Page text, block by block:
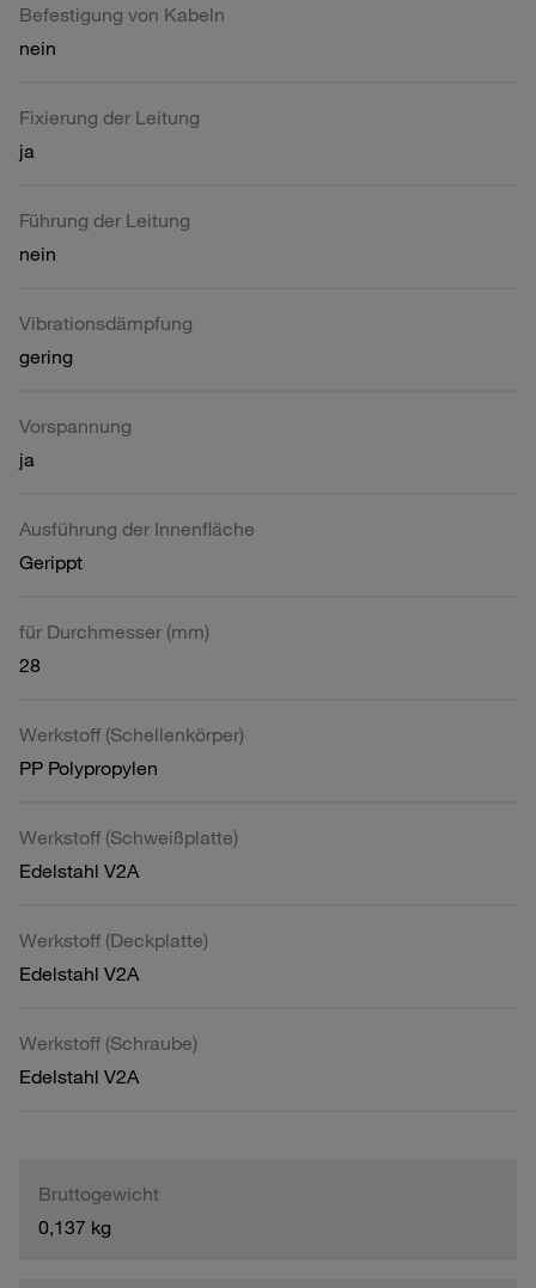
Befestigung von Kabeln
nein
Fixierung der Leitung
ja
Führung der Leitung
nein
Vibrationsdämpfung
gering
Vorspannung
ja
Ausführung der Innenfläche
Gerippt
für Durchmesser (mm)
28
Werkstoff (Schellenkörper)
PP Polypropylen
Werkstoff (Schweißplatte)
Edelstahl V2A
Werkstoff (Deckplatte)
Edelstahl V2A
Werkstoff (Schraube)
Edelstahl V2A
Bruttogewicht
0,137 kg